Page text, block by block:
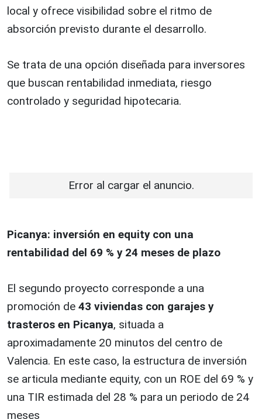
local y ofrece visibilidad sobre el ritmo de
absorción previsto durante el desarrollo.
Se trata de una opción diseñada para inversores
que buscan rentabilidad inmediata, riesgo
controlado y seguridad hipotecaria.
Error al cargar el anuncio.
Picanya: inversión en equity con una
rentabilidad del 69 % y 24 meses de plazo
El segundo proyecto corresponde a una
promoción de 43 viviendas con garajes y
trasteros en Picanya, situada a
aproximadamente 20 minutos del centro de
Valencia. En este caso, la estructura de inversión
se articula mediante equity, con un ROE del 69 % y
una TIR estimada del 28 % para un periodo de 24
meses